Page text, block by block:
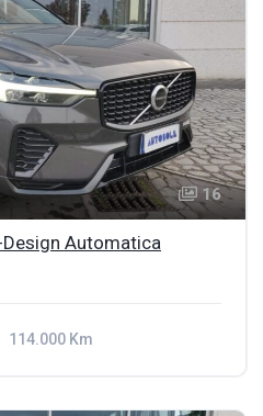
16
Design Automatica
114.000 Km